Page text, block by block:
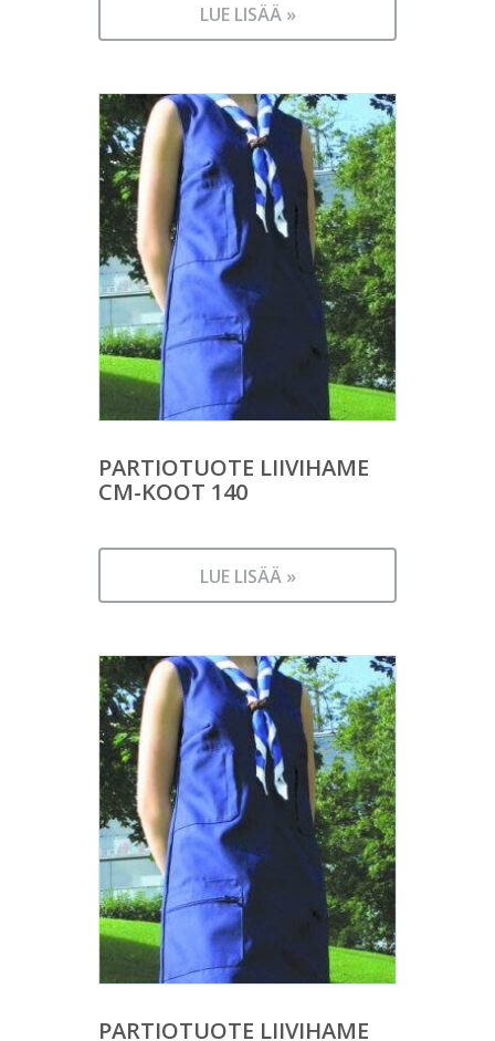
LUE LISÄÄ »
PARTIOTUOTE LIIVIHAME
CM-KOOT 140
LUE LISÄÄ »
PARTIOTUOTE LIIVIHAME